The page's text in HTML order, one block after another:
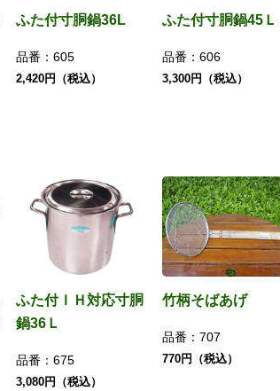
ふた付寸胴鍋36L
品番： 605
2,420円（税込）
ふた付寸胴鍋45Ｌ
品番： 606
3,300円（税込）
ふた付ＩＨ対応寸胴
鍋36Ｌ
品番： 675
3,080円（税込）
竹柄そばあげ
品番： 707
770円（税込）